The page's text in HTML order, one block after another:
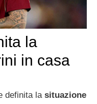
la
in casa
definita la situazione